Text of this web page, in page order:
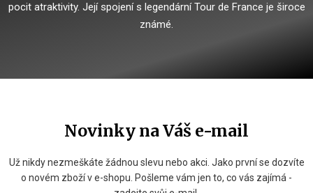
pocit atraktivity. Její spojení s legendární Tour de France je široce
známé.
Novinky na Váš e-mail
Už nikdy nezmeškáte žádnou slevu nebo akci. Jako první se dozvíte
o novém zboží v e-shopu. Pošleme vám jen to, co vás zajímá -